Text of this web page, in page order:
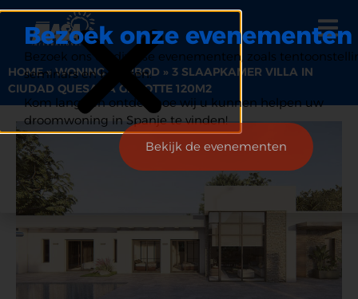
HOME»WONING AANBOD » 3 SLAAPKAMER VILLA IN
CIUDAD QUESADA GROOTTE 120M2
Bezoek onze evenementen
Bezoek ons op diverse evenementen, zoals
seminars en beurzen.
Kom langs en ontdek hoe wij u kunnen helpen uw
droomwoning in Spanje te vinden!